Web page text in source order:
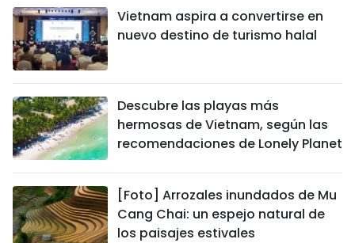
Vietnam aspira a convertirse en
nuevo destino de turismo halal
Descubre las playas más
hermosas de Vietnam, según las
recomendaciones de Lonely Planet
[Foto] Arrozales inundados de Mu
Cang Chai: un espejo natural de
los paisajes estivales